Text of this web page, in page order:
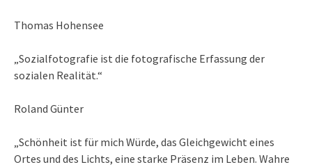
Thomas Hohensee
„Sozialfotografie ist die fotografische Erfassung der
sozialen Realität.“
Roland Günter
„Schönheit ist für mich Würde, das Gleichgewicht eines
Ortes und des Lichts, eine starke Präsenz im Leben. Wahre